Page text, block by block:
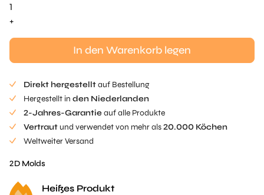
Kiefer
Tuille
1
Menge
+
In den Warenkorb legen
Direkt hergestelltauf Bestellung
Hergestellt in den Niederlanden
2-Jahres-Garantieauf alle Produkte
Vertraut und verwendet von mehr als20.000 Köchen
Weltweiter Versand
2D Molds
Heißes Produkt